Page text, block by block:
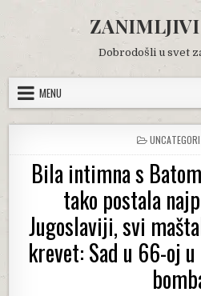
content
Dobrodošli u svet
MENU
POSTED
IN
Bila intimna s
tako postala
Jugoslaviji, svi
krevet: Sad u 66-oj